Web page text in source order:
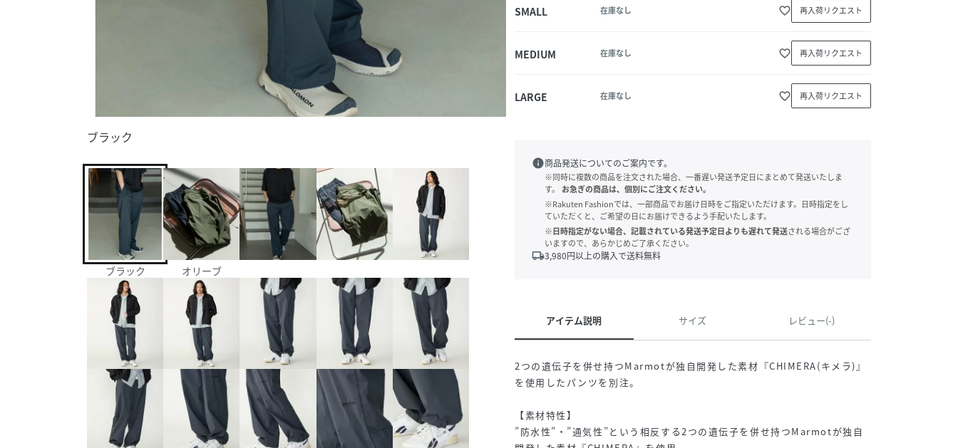
ブラック
ブラック オリーブ
SMALL 在庫なし favorite_border 再入荷リクエスト
MEDIUM 在庫なし favorite_border 再入荷リクエスト
LARGE 在庫なし favorite_border 再入荷リクエスト
info商品発送についてのご案内です。
※同時に複数の商品を注文された場合、一番遅い発送予定日にまとめて発送いたしま
す。
お急ぎの商品は、個別にご注文ください。
※Rakuten Fashionでは、一部商品でお届け日時をご指定いただけます。日時指定をし
ていただくと、ご希望の日にお届けできるよう手配いたします。
※日時指定がない場合、記載されている発送予定日よりも遅れて発送される場合がござ
いますので、あらかじめご了承ください。
local_shipping3,980円以上の購入で送料無料
アイテム説明 サイズ レビュー(-)
2つの遺伝子を併せ持つMarmotが独自開発した素材『CHIMERA(キメラ)』
を使用したパンツを別注。
【素材特性】
”防水性”・”通気性”という相反する2つの遺伝子を併せ持つMarmotが独自